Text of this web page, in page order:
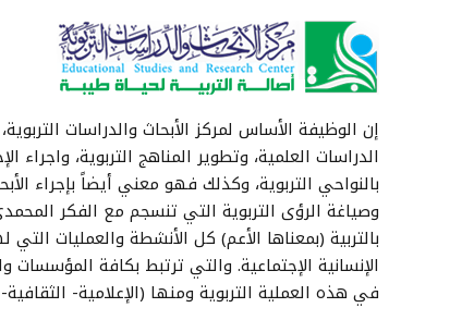
إن الوظيفة الأساس لمركز الأبحاث والدراسات
الدراسات العلمية، وتطوير المناهج التربوية، واجراء
بالنواحي التربوية، وكذلك فهو معني أيضاً بإجراء
وصياغة الرؤى التربوية التي تنسجم مع الفكر
بالتربية (بمعناها الأعم) كل الأنشطة والعمليات
الإنسانية الإجتماعية. والتي ترتبط بكافة المؤسسات
في هذه العملية التربوية ومنها (الإعلامية- الثقافية-